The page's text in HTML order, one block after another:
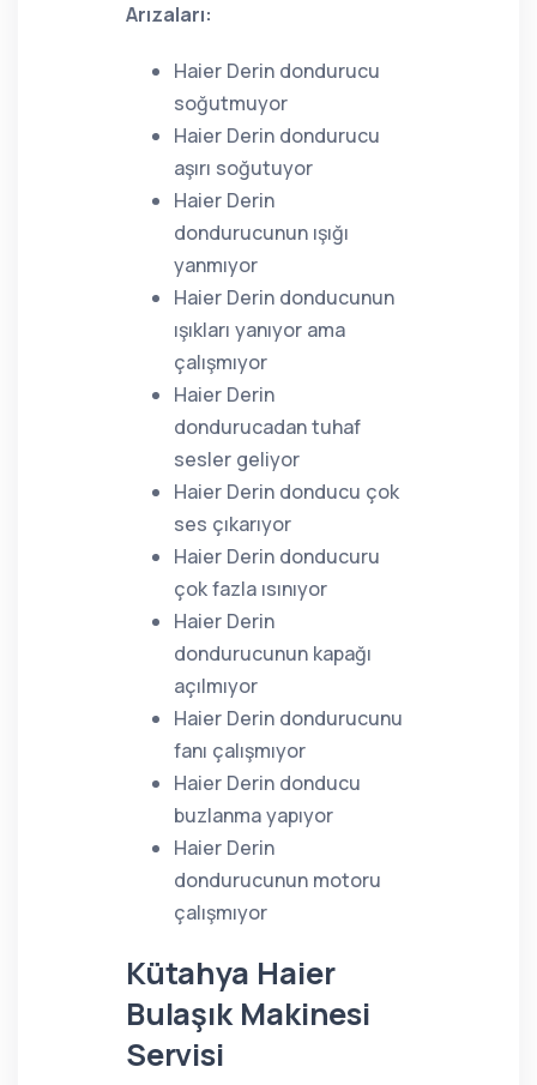
Arızaları:
Haier Derin dondurucu
soğutmuyor
Haier Derin dondurucu
aşırı soğutuyor
Haier Derin
dondurucunun ışığı
yanmıyor
Haier Derin donducunun
ışıkları yanıyor ama
çalışmıyor
Haier Derin
dondurucadan tuhaf
sesler geliyor
Haier Derin donducu çok
ses çıkarıyor
Haier Derin donducuru
çok fazla ısınıyor
Haier Derin
dondurucunun kapağı
açılmıyor
Haier Derin dondurucunu
fanı çalışmıyor
Haier Derin donducu
buzlanma yapıyor
Haier Derin
dondurucunun motoru
çalışmıyor
Kütahya Haier
Bulaşık Makinesi
Servisi